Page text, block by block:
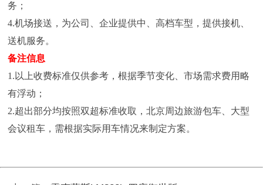
务；
4.机场接送，为公司、企业提供中、高档车型，提供接机、
送机服务。
备注信息
1.以上收费标准仅供参考，根据季节变化、市场需求费用略
有浮动；
2.超出部分均按照双超标准收取，北京周边旅游包车、大型
会议租车，需根据实际用车情况来制定方案。